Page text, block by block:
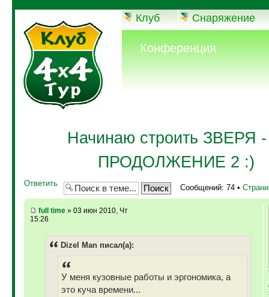
Клуб Снаряжение
Конференция
Начинаю строить ЗВЕРЯ
ПРОДОЛЖЕНИЕ 2 :)
Ответить Сообщений: 74 •
full time» 03 июн 2010, Чт
15:26
Dizel Man писал(а):
У меня кузовные работы и эргономика, а
это куча времени...